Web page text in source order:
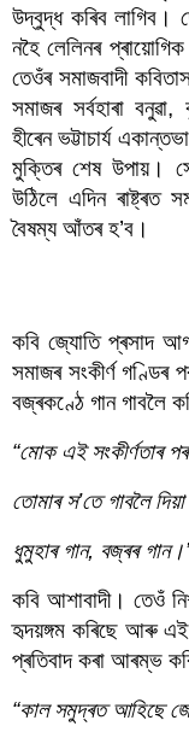
উদ্বুদ্ধ কৰিব লাগিব।
নহৈ লেলিনৰ
তেওঁৰ সমাজবাদী
সমাজৰ সৰ্বহাৰা
হীৰেন ভট্টাচাৰ্য
মুক্তিৰ শেষ উপায়।
উঠিলে এদিন ৰাষ্ট্ৰত
বৈষম্য আঁতৰ হ’ব।
কবি জ্যোতি প্ৰসাদ
সমাজৰ সংকীৰ্ণ গণ্ডিৰ
বজ্ৰকণ্ঠে গান গাবলৈ
“মোক এই সংকীৰ্ণতাৰ
তোমাৰ স’তে গাবলৈ দিয়া
ধুমুহাৰ গান, বজ্ৰৰ
কবি আশাবাদী। তেওঁ
হৃদয়ঙ্গম কৰিছে আৰু এই
প্ৰতিবাদ কৰা আৰম্ভ
“কাল সমুদ্ৰত আহিছে